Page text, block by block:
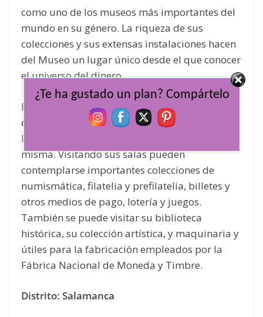
como uno de los museos más importantes del
mundo en su género. La riqueza de sus
colecciones y sus extensas instalaciones hacen
del Museo un lugar único desde el que conocer
el universo del dinero.
El museo invita al público a recorrer
de la moneda
desde sus orígenes, a través de
las distintas formas de producción de la
misma. Visitando sus salas pueden
contemplarse importantes colecciones de
numismática, filatelia y prefilatelia, billetes y
otros medios de pago, lotería y juegos.
También se puede visitar su biblioteca
histórica, su colección artística, y maquinaria y
útiles para la fabricación empleados por la
Fábrica Nacional de Moneda y Timbre.
Distrito: Salamanca
¿Te ha gustado un plan? Compártelo